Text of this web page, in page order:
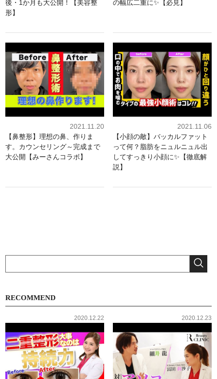
後・1か月も大公開！【美容整
形】
の幅広二重に✨【必見】
2021.11.20
【鼻整形】理想の鼻、作りま
す。カウンセリング～完成まで
大公開【みーさんコラボ】
2021.11.06
【小顔の敵】バッカルファット
って何？脂肪をニュルニュル出
してすっきり小顔に✨【徹底解
説】
RECOMMEND
2020.12.22 2020.12.23